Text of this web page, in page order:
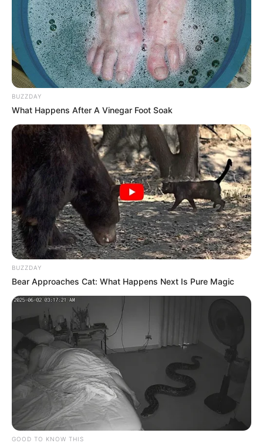
BUZZDAY
What Happens After A Vinegar Foot Soak
BUZZDAY
Bear Approaches Cat: What Happens Next Is Pure Magic
GOOD TO KNOW THIS